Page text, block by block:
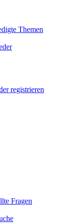
Themen
registrieren
Fragen